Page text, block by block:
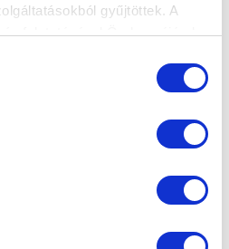
gyűjtöttek. A
folytatásával Ön hozzájárul a